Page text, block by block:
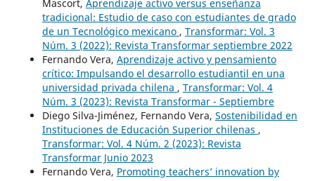
Mascort, Aprendizaje activo versus enseñanza
tradicional: Estudio de caso con estudiantes de grado
de un Tecnológico mexicano , Transformar: Vol. 3
Núm. 3 (2022): Revista Transformar septiembre 2022
Fernando Vera, Aprendizaje activo y pensamiento
crítico: Impulsando el desarrollo estudiantil en una
universidad privada chilena , Transformar: Vol. 4
Núm. 3 (2023): Revista Transformar - Septiembre
Diego Silva-Jiménez, Fernando Vera, Sostenibilidad en
Instituciones de Educación Superior chilenas ,
Transformar: Vol. 4 Núm. 2 (2023): Revista
Transformar Junio 2023
Fernando Vera, Promoting teachers’ innovation by